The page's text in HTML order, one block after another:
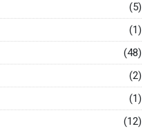
(5)
(1)
(48)
(2)
(1)
(12)